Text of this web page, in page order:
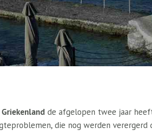
Griekenland de afgelopen twee jaar
die nog werden verergerd